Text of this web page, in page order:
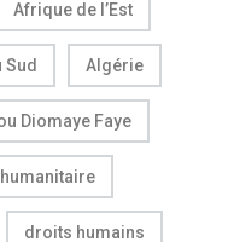
Afrique de l’Est
Algérie
Diomaye Faye
droits humains